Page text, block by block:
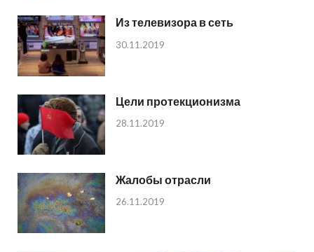
Из телевизора в сеть
30.11.2019
Цели протекционизма
28.11.2019
Жалобы отрасли
26.11.2019